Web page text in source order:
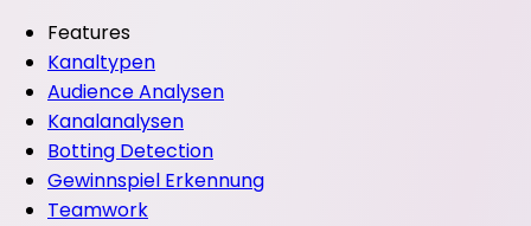
Features
Kanaltypen
Audience Analysen
Kanalanalysen
Botting Detection
Gewinnspiel Erkennung
Teamwork